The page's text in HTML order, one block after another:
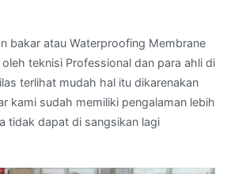
bakar atau Waterproofing Membrane
teknisi Professional dan para ahli di
terlihat mudah hal itu dikarenakan
kami sudah memiliki pengalaman lebih
tidak dapat di sangsikan lagi